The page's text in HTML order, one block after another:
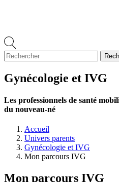
Gynécologie et IVG
Les professionnels de santé
du nouveau-né
Accueil
Univers parents
Gynécologie et IVG
Mon parcours IVG
Mon parcours IVG